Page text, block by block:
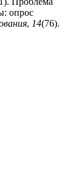
опрос
, 14(76).